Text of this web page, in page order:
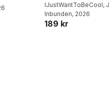
IJustWantToBeCool,
Adolphson,Emil
Beer ,Victor Beer
Inbunden, 2026
189 kr